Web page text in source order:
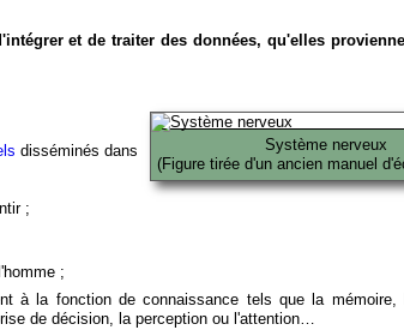
et de traiter des données, qu'elles
Système nerveux
(Figure tirée d'un ancien manuel
disséminés dans
;
;
à la fonction de connaissance tels que la mémoire,
de décision, la perception ou l'attention…